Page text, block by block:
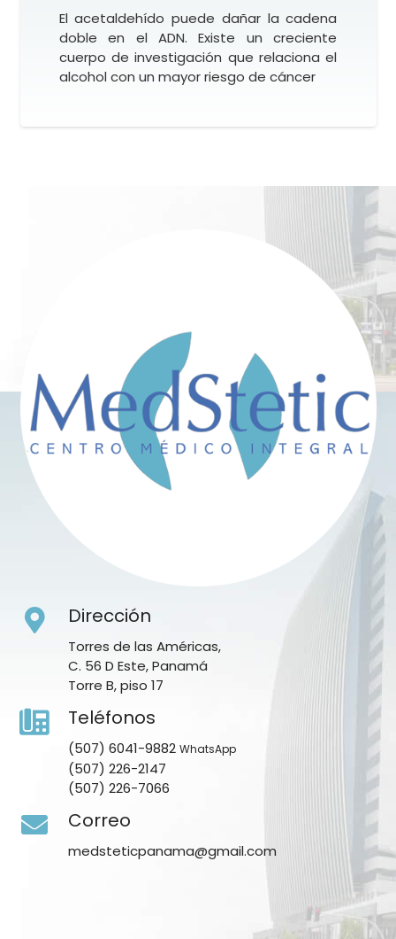
El acetaldehído puede dañar la cadena
doble en el ADN. Existe un creciente
cuerpo de investigación que relaciona el
alcohol con un mayor riesgo de cáncer
Dirección
Torres de las Américas,
C. 56 D Este, Panamá
Torre B, piso 17
Teléfonos
(507) 6041-9882 WhatsApp
(507) 226-2147
(507) 226-7066
Correo
medsteticpanama@gmail.com